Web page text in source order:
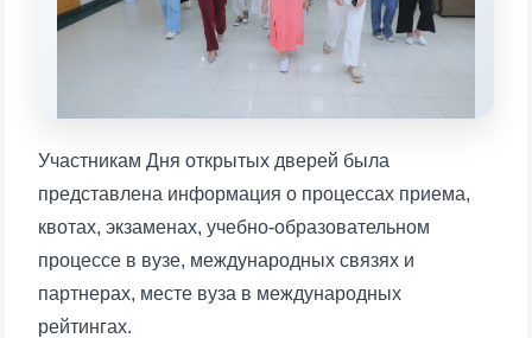
Участникам Дня открытых дверей была
представлена информация о процессах приема,
квотах, экзаменах, учебно-образовательном
процессе в вузе, международных связях и
партнерах, месте вуза в международных
рейтингах.
8. Квота (бакалавриат) (1) 9. Квота (магистратура) (1)
✉️ Написать администратору